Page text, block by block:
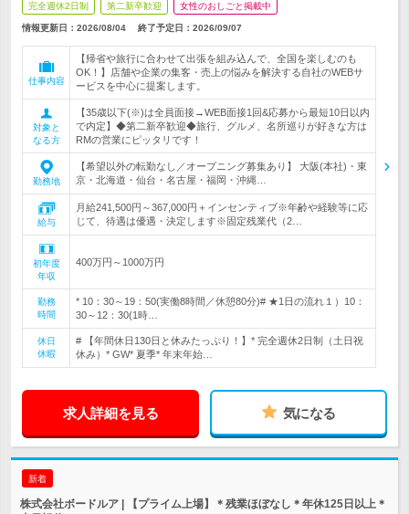
完全週休2日制 第二新卒歓迎 女性のおしごと掲載中
情報更新日：2026/08/04 終了予定日： 2026/09/07
仕事内容
【帰省や旅行に合わせて出張を組み込んで、全国を楽しむのも
OK！】店舗や企業の集客・売上の悩みを解決する自社のWEBサ
ービスを中心に提案します。
対象と
なる方
【35歳以下(※)は全員面接→WEB面接1回&応募から最短10日以内
で内定】◆第二新卒歓迎◆旅行、グルメ、名所巡りが好きな方は
RMの営業にピッタリです！
勤務地
【希望以外の転勤なし／オープニング募集あり】 大阪(本社)・東
京・北海道・仙台・名古屋・福岡・沖縄…
給与
月給241,500円～367,000円＋インセンティブ※年齢や経験等に応
じて、待遇は優遇・決定します※固定残業代（2…
初年度
年収
400万円～1000万円
勤務
時間
* 10：30～19：50(実働8時間／休憩80分)# ★1日の流れ１）10：
30～12：30(1時…
休日
休暇
# 【年間休日130日と休みたっぷり！】* 完全週休2日制（土日祝
休み）* GW* 夏季* 年末年始…
求人詳細を見る 気になる
新着
株式会社ボードルア | 【プライム上場】＊残業ほぼなし＊年休125日以上＊